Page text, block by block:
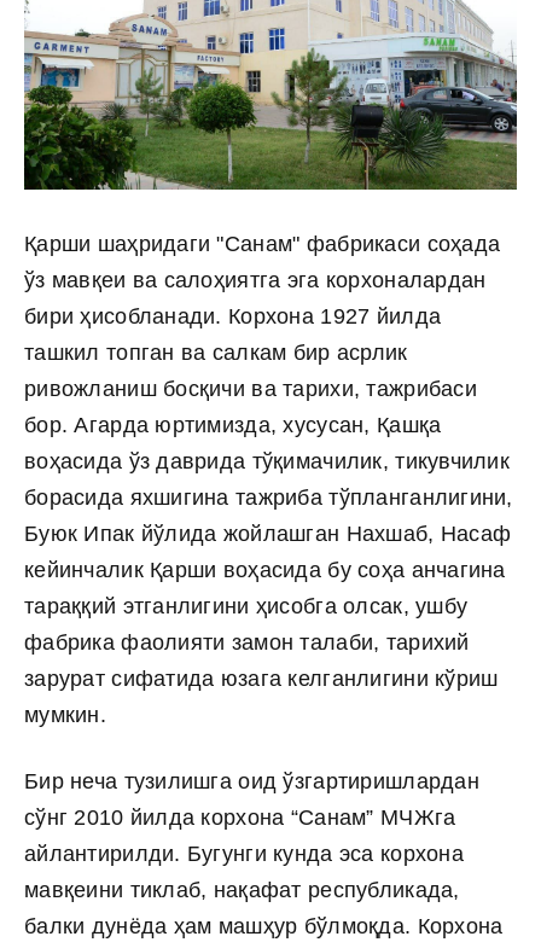
Қарши шаҳридаги "Санам" фабрикаси соҳада
ўз мавқеи ва салоҳиятга эга корхоналардан
бири ҳисобланади. Корхона 1927 йилда
ташкил топган ва салкам бир асрлик
ривожланиш босқичи ва тарихи, тажрибаси
бор. Агарда юртимизда, хусусан, Қашқа
воҳасида ўз даврида тўқимачилик, тикувчилик
борасида яхшигина тажриба тўпланганлигини,
Буюк Ипак йўлида жойлашган Нахшаб, Насаф
кейинчалик Қарши воҳасида бу соҳа анчагина
тараққий этганлигини ҳисобга олсак, ушбу
фабрика фаолияти замон талаби, тарихий
зарурат сифатида юзага келганлигини кўриш
мумкин.
Бир неча тузилишга оид ўзгартиришлардан
сўнг 2010 йилда корхона “Санам” МЧЖга
айлантирилди. Бугунги кунда эса корхона
мавқеини тиклаб, нақафат республикада,
балки дунёда ҳам машҳур бўлмоқда. Корхона